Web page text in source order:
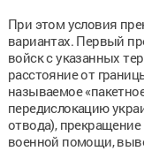
При этом условия
вариантах. Первый
войск с указанных
расстояние от
называемое
передислокацию
отвода),
военной помощи,